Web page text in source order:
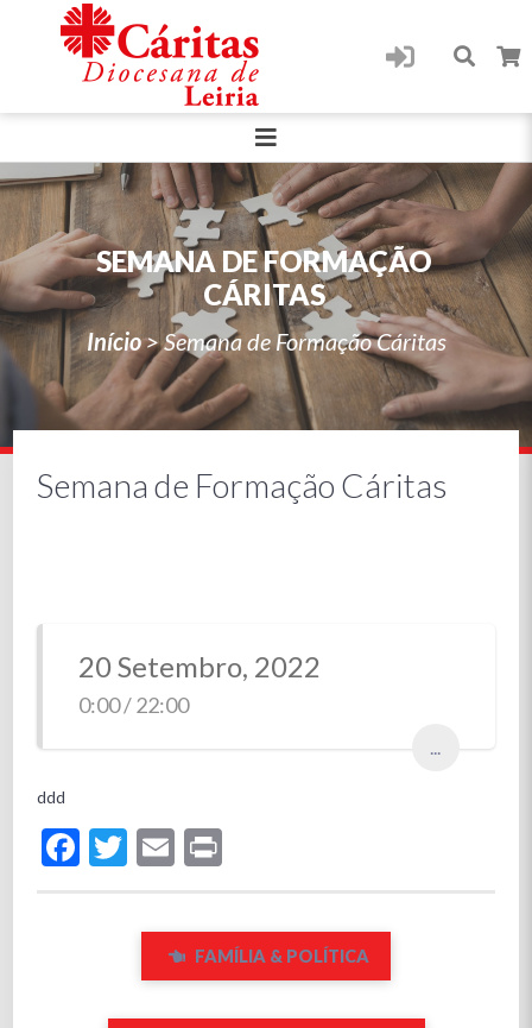
SEMANA DE FORMAÇÃO
CÁRITAS
Início>Semana de Formação Cáritas
Semana de Formação Cáritas
20 Setembro, 2022
0:00 / 22:00
...
ddd
Facebook
Twitter
Email
FAMÍLIA & POLÍTICA